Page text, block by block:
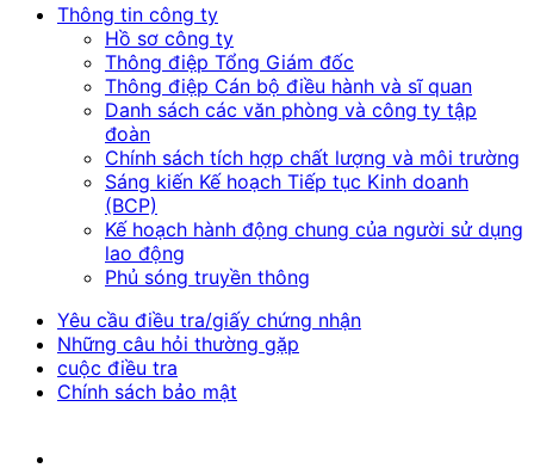
Thông tin công ty
Hồ sơ công ty
Thông điệp Tổng Giám đốc
Thông điệp Cán bộ điều hành và sĩ quan
Danh sách các văn phòng và công ty tập
đoàn
Chính sách tích hợp chất lượng và môi trường
Sáng kiến Kế hoạch Tiếp tục Kinh doanh
(BCP)
Kế hoạch hành động chung của người sử dụng
lao động
Phủ sóng truyền thông
Yêu cầu điều tra/giấy chứng nhận
Những câu hỏi thường gặp
cuộc điều tra
Chính sách bảo mật